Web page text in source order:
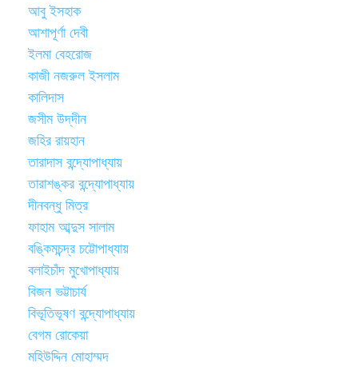
আবু ইসহাক
আশাপূর্ণা দেবী
ইলমা বেহরোজ
কাজী নজরুল ইসলাম
কালিদাস
জসীম উদ্‌দীন
জহির রায়হান
তারাদাস বন্দ্যোপাধ্যায়
তারাশঙ্কর বন্দ্যোপাধ্যায়
দীনবন্ধু মিত্র
ফাহাম আব্দুস সালাম
বঙ্কিমচন্দ্র চট্টোপাধ্যায়
বলাইচাঁদ মুখোপাধ্যায়
বিজন ভট্টাচার্য
বিভূতিভূষণ বন্দ্যোপাধ্যায়
বেগম রোকেয়া
মহিউদ্দিন মোহাম্মদ